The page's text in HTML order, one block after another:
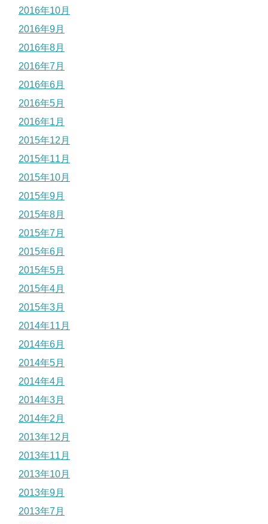
2016年10月
2016年9月
2016年8月
2016年7月
2016年6月
2016年5月
2016年1月
2015年12月
2015年11月
2015年10月
2015年9月
2015年8月
2015年7月
2015年6月
2015年5月
2015年4月
2015年3月
2014年11月
2014年6月
2014年5月
2014年4月
2014年3月
2014年2月
2013年12月
2013年11月
2013年10月
2013年9月
2013年7月